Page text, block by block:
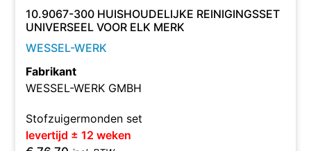
10.9067-300 HUISHOUDELIJKE REINIGINGSSET
UNIVERSEEL VOOR ELK MERK
WESSEL-WERK
Fabrikant
WESSEL-WERK GMBH
Stofzuigermonden set
levertijd ± 12 weken